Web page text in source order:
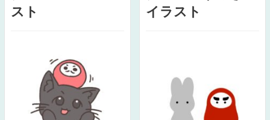
スト
イラスト